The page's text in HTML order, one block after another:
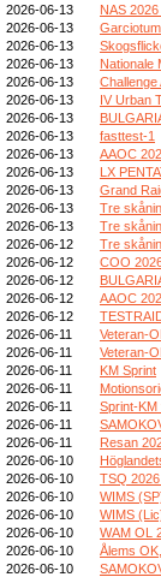
2026-06-13
NAS
2026-06-13
2026-06-13
2026-06-13
Nationale
2026-06-13
2026-06-13
IV Urban
2026-06-13
2026-06-13
fasttest-1
2026-06-13
AAOC
2026-06-13
LX
2026-06-13
Grand
2026-06-13
Tre
2026-06-13
Tre
2026-06-12
Tre
2026-06-12
COO
2026-06-12
2026-06-12
AAOC
2026-06-12
2026-06-11
Veteran-
2026-06-11
Veteran-
2026-06-11
KM Sprint
2026-06-11
2026-06-11
Sprint-KM
2026-06-11
2026-06-11
Resan
2026-06-10
2026-06-10
TSQ
2026-06-10
WIMS
2026-06-10
WIMS
2026-06-10
WAM OL
2026-06-10
Ålems
2026-06-10